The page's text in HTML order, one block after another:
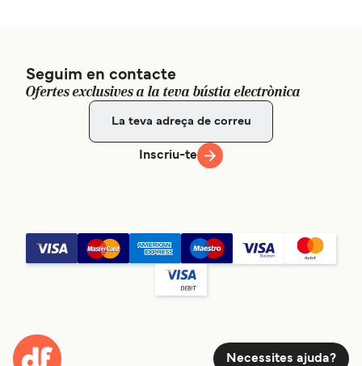
Seguim en contacte
Ofertes exclusives a la teva bústia electrònica
Inscriu-te
Necessites ajuda?